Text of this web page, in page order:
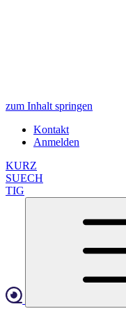
zum Inhalt springen
Kontakt
Anmelden
KURZ
SUECH
TIG